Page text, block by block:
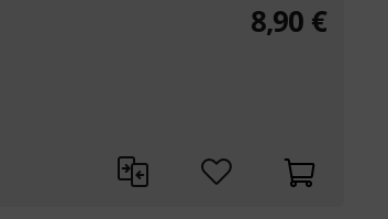
8,90 €